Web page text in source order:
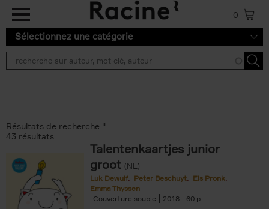
Aller au contenu principal
0
Sélectionnez une catégorie
Résultats de recherche ''
43 résultats
Talentenkaartjes junior
groot (NL)
Luk Dewulf Peter Beschuyt
Els Pronk
Emma Thyssen
Couverture souple
2018 60